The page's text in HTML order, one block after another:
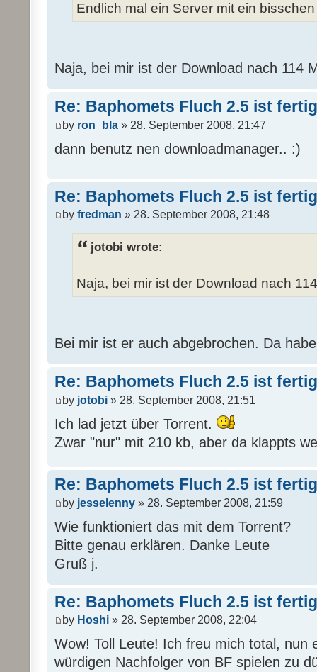
Endlich mal ein Server mit ein
Naja, bei mir ist der Download nach 114
Re: Baphomets Fluch 2.5 ist fertig
by ron_bla » 28. September 2008, 21:47
dann benutz nen downloadmanager.. :)
Re: Baphomets Fluch 2.5 ist fertig
by fredman » 28. September 2008, 21:48
jotobi wrote:
Naja, bei mir ist der Download nach
Bei mir ist er auch abgebrochen. Da
Re: Baphomets Fluch 2.5 ist fertig
by jotobi » 28. September 2008, 21:51
Ich lad jetzt über Torrent.
Zwar "nur" mit 210 kb, aber da klappts
Re: Baphomets Fluch 2.5 ist fertig
by jesselenny » 28. September 2008, 21:59
Wie funktioniert das mit dem Torrent?
Bitte genau erklären. Danke Leute
Gruß j.
Re: Baphomets Fluch 2.5 ist fertig
by Hoshi » 28. September 2008, 22:04
Wow! Toll Leute! Ich freu mich total, nun
würdigen Nachfolger von BF spielen zu